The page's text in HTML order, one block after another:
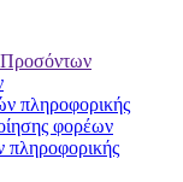
Προσόντων
πληροφορικής
φορέων
πληροφορικής